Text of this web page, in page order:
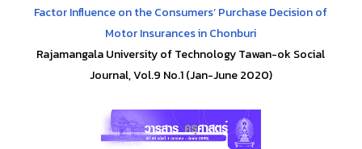
Factor Influence on the Consumers’ Purchase Decision of
Motor Insurances in Chonburi
Rajamangala University of Technology Tawan-ok Social
Journal, Vol.9 No.1 (Jan-June 2020)